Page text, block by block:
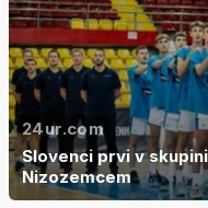
24ur.com
Slovenci prvi v
Nizozemcem